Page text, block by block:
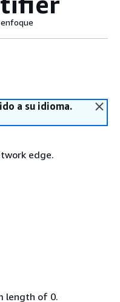
a su idioma.
edge.
length of 0.